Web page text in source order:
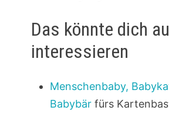
Das könnte dich
interessieren
Menschenbaby,
Babybärfürs